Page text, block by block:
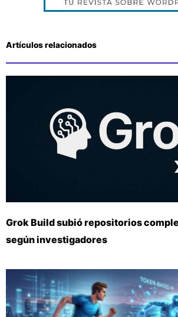
Artículos relacionados
Grok Build subió repositorios
según investigadores